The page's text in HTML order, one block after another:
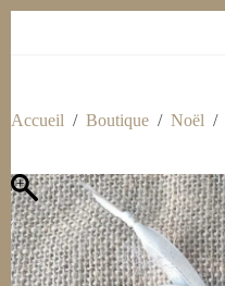
Accueil / Boutique / Noël /